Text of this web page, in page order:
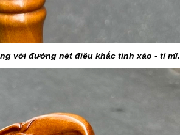
với đường nét điêu khắc tinh xảo - tỉ mĩ.